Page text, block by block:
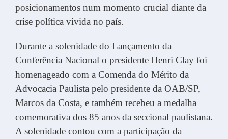
posicionamentos num momento crucial diante da
crise política vivida no país.
Durante a solenidade do Lançamento da
Conferência Nacional o presidente Henri Clay foi
homenageado com a Comenda do Mérito da
Advocacia Paulista pelo presidente da OAB/SP,
Marcos da Costa, e também recebeu a medalha
comemorativa dos 85 anos da seccional paulistana.
A solenidade contou com a participação da